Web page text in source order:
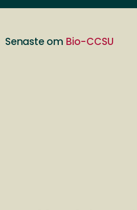
Senaste om Bio-CCSU